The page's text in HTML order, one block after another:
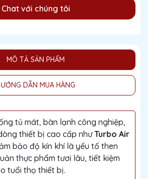
Chat với chúng tôi
MÔ TẢ SẢN PHẨM
DẪN MUA HÀNG
tủ mát, bàn lạnh công nghiệp,
thiết bị cao cấp nhưTurbo Air
bảo độ kín khí là yếu tố then
thực phẩm tươi lâu, tiết kiệm
tuổi thọ thiết bị.